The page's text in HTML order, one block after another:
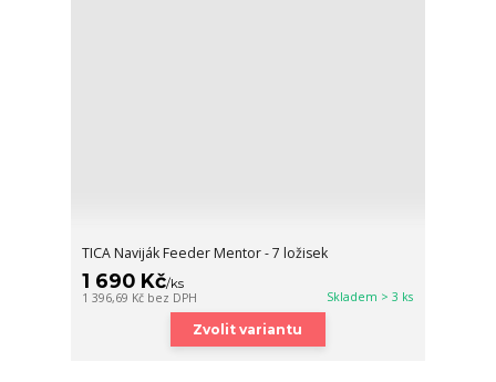
TICA Naviják Feeder Mentor - 7 ložisek
1 690 Kč/ks
1 396,69 Kč bez DPH Skladem > 3 ks
Zvolit variantu